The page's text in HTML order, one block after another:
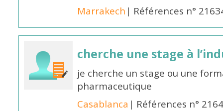
Marrakech | Références n°
cherche une stage à
je cherche un stage ou une
pharmaceutique
Casablanca | Références n°